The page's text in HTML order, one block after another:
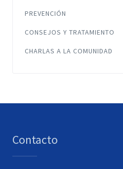
PREVENCIÓN
CONSEJOS Y TRATAMIENTO
CHARLAS A LA COMUNIDAD
Contacto